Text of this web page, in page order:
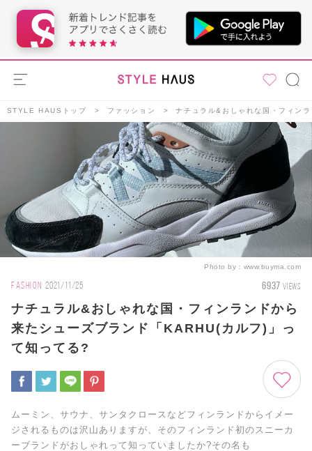
STYLE HAUSトップ ファッション ナチュラル&おしゃれな国・フィン
Photo by： www.buyma.com
FASHION 2021/11/25 6937 VIEWS
ナチュラル&おしゃれな国・フィンランドから
来たシューズブランド「KARHU(カルフ)」っ
て知ってる?
ムーミン、サウナ、サンタクロースなどフィンランドからイメー
ジされるものは沢山ありますが、そのフィンランド初のスニーカ
ーブランドがおしゃれって知っていましたか?その名も